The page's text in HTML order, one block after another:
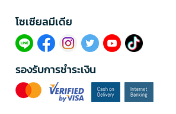
โซเซียลมีเดีย​
รองรับการชำระเงิน